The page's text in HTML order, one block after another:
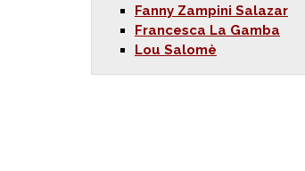
Fanny Zampini Salazar
Francesca La Gamba
Lou Salomè